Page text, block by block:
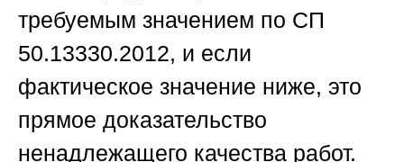
требуемым значением по СП
50.13330.2012, и если
фактическое значение ниже, это
прямое доказательство
ненадлежащего качества работ.